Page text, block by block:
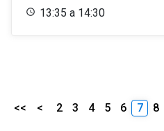
13:35 a 14:30
<< < 2 3 4 5 6 7 8